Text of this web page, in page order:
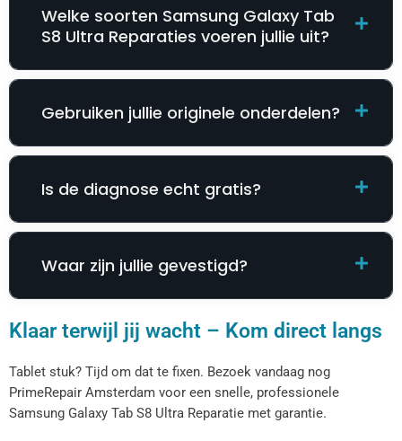
Welke soorten Samsung Galaxy Tab
S8 Ultra Reparatie​​​​s voeren jullie uit?
Gebruiken jullie originele onderdelen?
Is de diagnose echt gratis?
Waar zijn jullie gevestigd?
Klaar terwijl jij wacht – Kom direct langs
Tablet stuk? Tijd om dat te fixen. Bezoek vandaag nog
PrimeRepair Amsterdam voor een snelle, professionele
Samsung Galaxy Tab S8 Ultra Reparatie​​​​ met garantie.